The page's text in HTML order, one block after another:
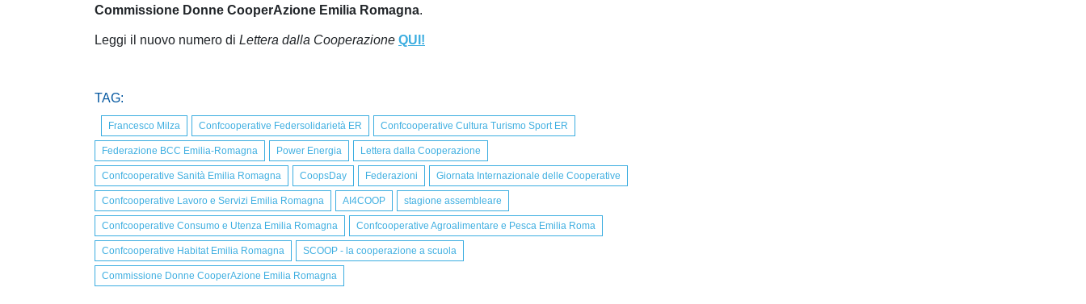
Commissione Donne CooperAzione Emilia Romagna.
Leggi il nuovo numero di Lettera dalla Cooperazione QUI!
TAG:
Francesco Milza Confcooperative Federsolidarietà ER Confcooperative Cultura Turismo Sport ER
Federazione BCC Emilia-Romagna Power Energia Lettera dalla Cooperazione
Confcooperative Sanità Emilia Romagna CoopsDay Federazioni Giornata Internazionale delle Cooperative
Confcooperative Lavoro e Servizi Emilia Romagna AI4COOP stagione assembleare
Confcooperative Consumo e Utenza Emilia Romagna Confcooperative Agroalimentare e Pesca Emilia Roma
Confcooperative Habitat Emilia Romagna SCOOP - la cooperazione a scuola
Commissione Donne CooperAzione Emilia Romagna